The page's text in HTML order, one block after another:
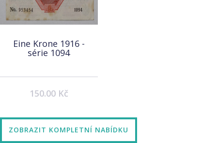
Eine Krone 1916 -
série 1094
150.00 Kč
ZOBRAZIT KOMPLETNÍ NABÍDKU